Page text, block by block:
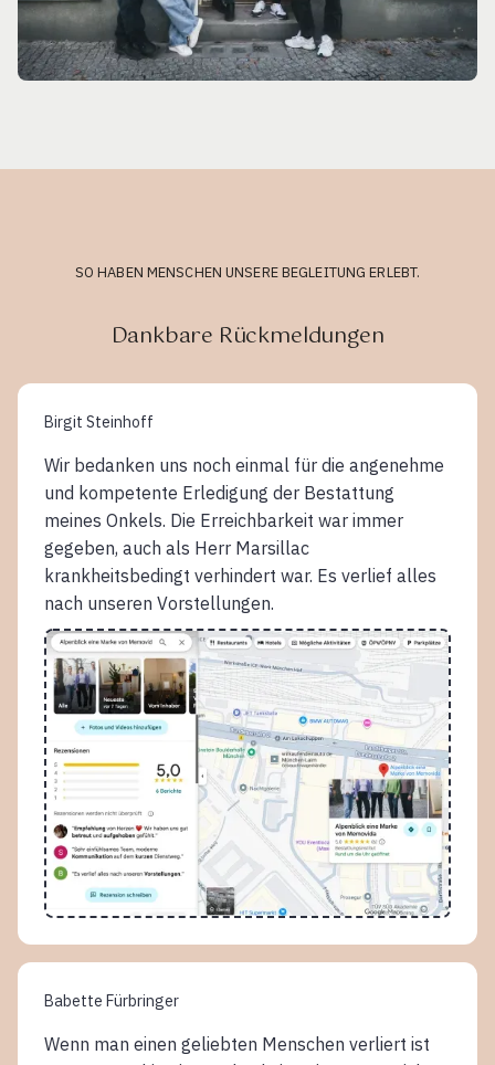
SO HABEN MENSCHEN UNSERE BEGLEITUNG ERLEBT.
Dankbare Rückmeldungen
Birgit Steinhoff
Wir bedanken uns noch einmal für die angenehme
und kompetente Erledigung der Bestattung
meines Onkels. Die Erreichbarkeit war immer
gegeben, auch als Herr Marsillac
krankheitsbedingt verhindert war. Es verlief alles
nach unseren Vorstellungen.
Babette Fürbringer
Wenn man einen geliebten Menschen verliert ist